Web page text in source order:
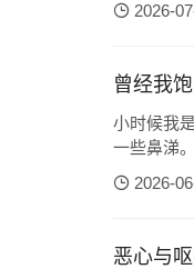
2026-
曾经我
小时候我
一些鼻涕
2026-
恶心与